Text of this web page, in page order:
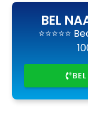
BEL